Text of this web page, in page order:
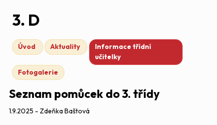
3. D
Úvod Aktuality
Informace třídní
učitelky
Fotogalerie
Seznam pomůcek do 3. třídy
1.9.2025 - Zdeňka Baštová